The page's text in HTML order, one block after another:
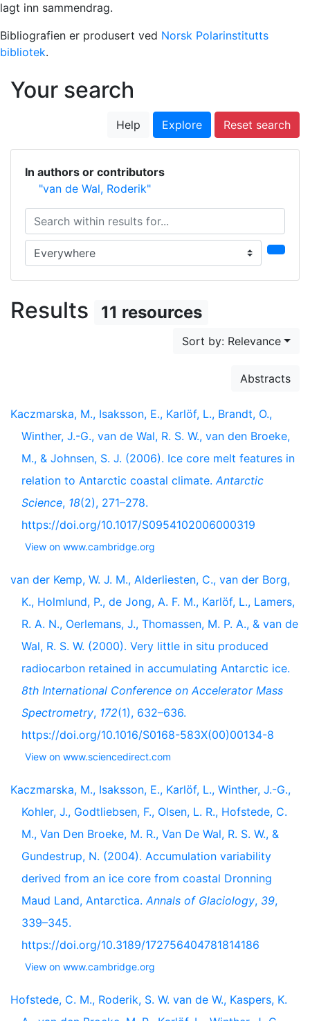
lagt inn sammendrag.
Bibliografien er produsert ved Norsk Polarinstitutts
bibliotek.
Your search
Help Explore Reset search
In authors or contributors
"van de Wal, Roderik"
Search within results for...
Search in...
Results 11 resources
Sort by: Relevance
Abstracts
Kaczmarska, M., Isaksson, E., Karlöf, L., Brandt, O.,
Winther, J.-G., van de Wal, R. S. W., van den Broeke,
M., & Johnsen, S. J. (2006). Ice core melt features in
relation to Antarctic coastal climate.Antarctic
Science, 18(2), 271–278.
https://doi.org/10.1017/S0954102006000319
View on www.cambridge.org
van der Kemp, W. J. M., Alderliesten, C., van der Borg,
K., Holmlund, P., de Jong, A. F. M., Karlöf, L., Lamers,
R. A. N., Oerlemans, J., Thomassen, M. P. A., & van de
Wal, R. S. W. (2000). Very little in situ produced
radiocarbon retained in accumulating Antarctic ice.
8th International Conference on Accelerator Mass
Spectrometry, 172(1), 632–636.
https://doi.org/10.1016/S0168-583X(00)00134-8
View on www.sciencedirect.com
Kaczmarska, M., Isaksson, E., Karlöf, L., Winther, J.-G.,
Kohler, J., Godtliebsen, F., Olsen, L. R., Hofstede, C.
M., Van Den Broeke, M. R., Van De Wal, R. S. W., &
Gundestrup, N. (2004). Accumulation variability
derived from an ice core from coastal Dronning
Maud Land, Antarctica.Annals of Glaciology, 39,
339–345.
https://doi.org/10.3189/172756404781814186
View on www.cambridge.org
Hofstede, C. M., Roderik, S. W. van de W., Kaspers, K.